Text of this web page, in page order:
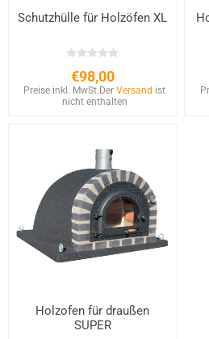
Schutzhülle für Holzöfen XL
€98,00
Preise inkl. MwSt. DerVersand ist
nicht enthalten
Holzofen für draußen
SUPER